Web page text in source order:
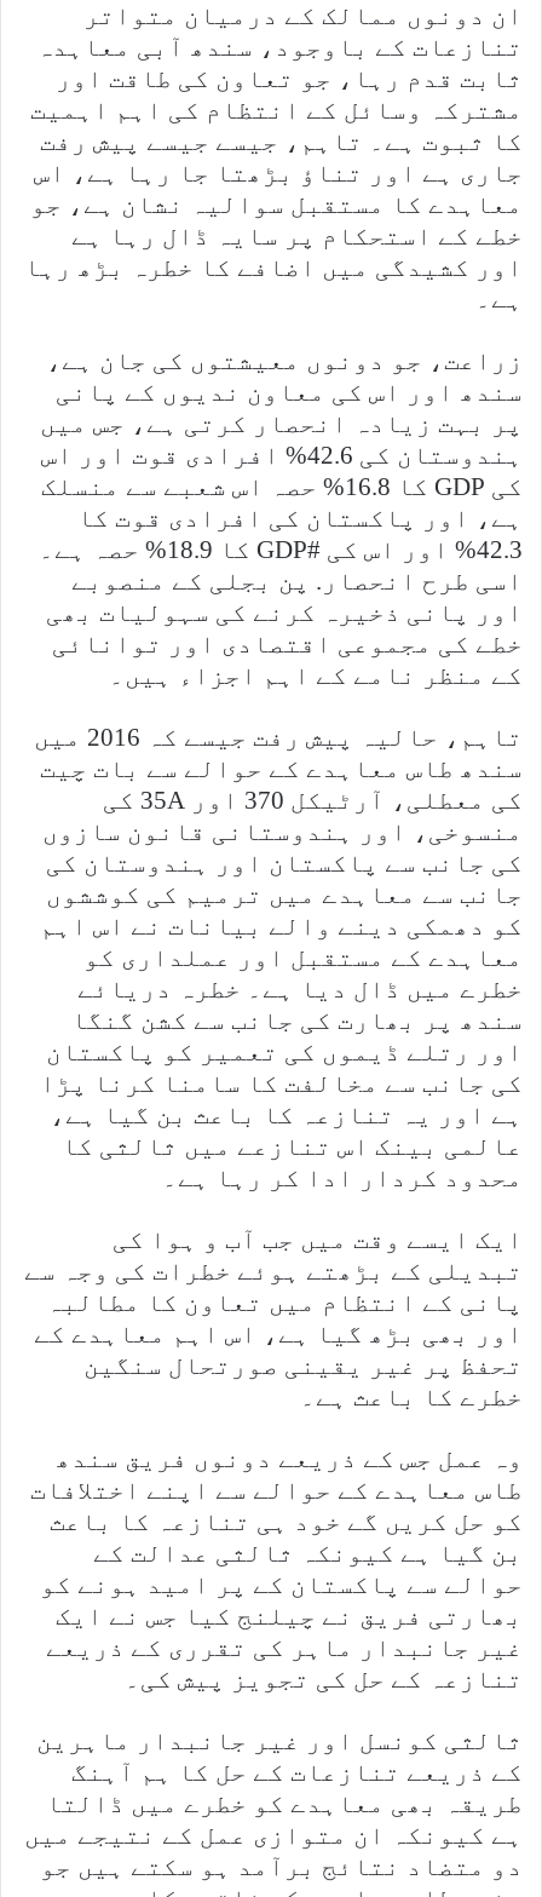
ان دونوں ممالک کے درمیان متواتر
تنازعات کے باوجود، سندھ آبی معاہدہ
ثابت قدم رہا، جو تعاون کی طاقت اور
مشترکہ وسائل کے انتظام کی اہم اہمیت
کا ثبوت ہے۔ تاہم، جیسے جیسے پیش رفت
جاری ہے اور تناؤ بڑھتا جا رہا ہے، اس
معاہدے کا مستقبل سوالیہ نشان ہے، جو
خطے کے استحکام پر سایہ ڈال رہا ہے
اور کشیدگی میں اضافے کا خطرہ بڑھ رہا
ہے۔
زراعت، جو دونوں معیشتوں کی جان ہے،
سندھ اور اس کی معاون ندیوں کے پانی
پر بہت زیادہ انحصار کرتی ہے، جس میں
ہندوستان کی 42.6% افرادی قوت اور اس
کی GDP کا 16.8% حصہ اس شعبے سے منسلک
ہے، اور پاکستان کی افرادی قوت کا
42.3% اور اس کی #GDP کا 18.9% حصہ ہے۔
اسی طرح انحصار. پن بجلی کے منصوبے
اور پانی ذخیرہ کرنے کی سہولیات بھی
خطے کی مجموعی اقتصادی اور توانائی
کے منظر نامے کے اہم اجزاء ہیں۔
تاہم، حالیہ پیش رفت جیسے کہ 2016 میں
سندھ طاس معاہدے کے حوالے سے بات چیت
کی معطلی، آرٹیکل 370 اور 35A کی
منسوخی، اور ہندوستانی قانون سازوں
کی جانب سے پاکستان اور ہندوستان کی
جانب سے معاہدے میں ترمیم کی کوششوں
کو دھمکی دینے والے بیانات نے اس اہم
معاہدے کے مستقبل اور عملداری کو
خطرے میں ڈال دیا ہے۔ خطرہ دریائے
سندھ پر بھارت کی جانب سے کشن گنگا
اور رتلے ڈیموں کی تعمیر کو پاکستان
کی جانب سے مخالفت کا سامنا کرنا پڑا
ہے اور یہ تنازعہ کا باعث بن گیا ہے،
عالمی بینک اس تنازعے میں ثالثی کا
محدود کردار ادا کر رہا ہے۔
ایک ایسے وقت میں جب آب و ہوا کی
تبدیلی کے بڑھتے ہوئے خطرات کی وجہ سے
پانی کے انتظام میں تعاون کا مطالبہ
اور بھی بڑھ گیا ہے، اس اہم معاہدے کے
تحفظ پر غیر یقینی صورتحال سنگین
خطرے کا باعث ہے۔
وہ عمل جس کے ذریعے دونوں فریق سندھ
طاس معاہدے کے حوالے سے اپنے اختلافات
کو حل کریں گے خود ہی تنازعہ کا باعث
بن گیا ہے کیونکہ ثالثی عدالت کے
حوالے سے پاکستان کے پر امید ہونے کو
بھارتی فریق نے چیلنج کیا جس نے ایک
غیر جانبدار ماہر کی تقرری کے ذریعے
تنازعہ کے حل کی تجویز پیش کی۔
ثالثی کونسل اور غیر جانبدار ماہرین
کے ذریعے تنازعات کے حل کا ہم آہنگ
طریقہ بھی معاہدے کو خطرے میں ڈالتا
ہے کیونکہ ان متوازی عمل کے نتیجے میں
دو متضاد نتائج برآمد ہو سکتے ہیں جو